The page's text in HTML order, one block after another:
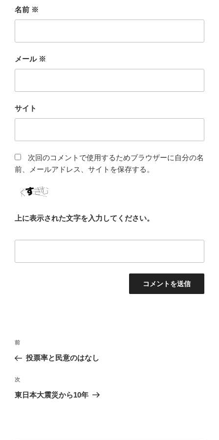
名前 ※
メール ※
サイト
次回のコメントで使用するためブラウザーに自分の名
前、メールアドレス、サイトを保存する。
上に表示された文字を入力してください。
投
ナ
ビ
ゲ
前
の
稿
前
投票率と民意のはなし
次
の
次
東日本大震災から10年